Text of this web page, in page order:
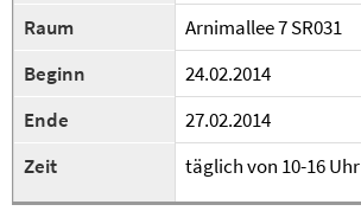
Raum
Arnimallee 7 SR031
Beginn
24.02.2014
Ende
27.02.2014
Zeit
täglich von 10-16 Uhr